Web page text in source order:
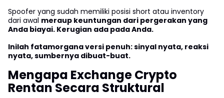
Spoofer yang sudah memiliki posisi short atau inventory
dari awal meraup keuntungan dari pergerakan yang
Anda biayai. Kerugian ada pada Anda.
Inilah fatamorgana versi penuh: sinyal nyata, reaksi
nyata, sumbernya dibuat-buat.
Mengapa Exchange Crypto
Rentan Secara Struktural